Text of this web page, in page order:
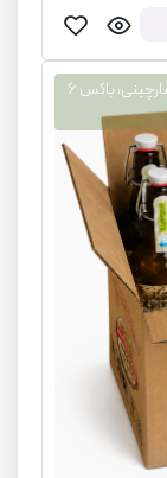
ماءالشعیر، نوشیدنی مالت، گازدار، ۵۰۰ میلی‌لیتر، مارچینی، باکس ۶